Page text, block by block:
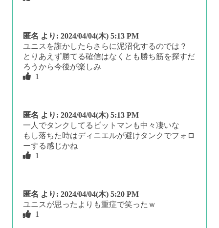
匿名 より: 2024/04/04(木) 5:13 PM
ユニスを誑かしたらさらに泥沼化するのでは？
とりあえず勝てる確信はなくとも勝ち筋を探すだ
ろうから今後が楽しみ
1
匿名 より: 2024/04/04(木) 5:13 PM
一人でタンクしてるビットマンも中々凄いな
もし落ちた時はディニエルが避けタンクでフォロ
ーする感じかね
1
匿名 より: 2024/04/04(木) 5:20 PM
ユニスが思ったよりも重症で笑ったｗ
1